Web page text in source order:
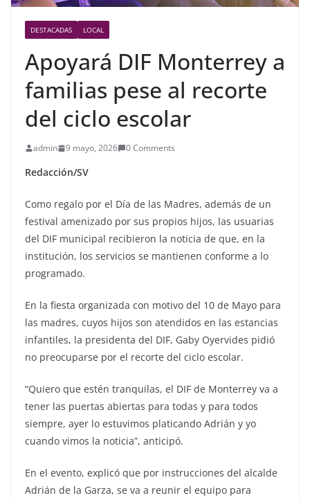
DESTACADAS LOCAL
Apoyará DIF Monterrey a
familias pese al recorte
del ciclo escolar
admin 9 mayo, 2026 0 Comments
Redacción/SV
Como regalo por el Día de las Madres, además de un
festival amenizado por sus propios hijos, las usuarias
del DIF municipal recibieron la noticia de que, en la
institución, los servicios se mantienen conforme a lo
programado.
En la fiesta organizada con motivo del 10 de Mayo para
las madres, cuyos hijos son atendidos en las estancias
infantiles, la presidenta del DIF, Gaby Oyervides pidió
no preocuparse por el recorte del ciclo escolar.
“Quiero que estén tranquilas, el DIF de Monterrey va a
tener las puertas abiertas para todas y para todos
siempre, ayer lo estuvimos platicando Adrián y yo
cuando vimos la noticia”, anticipó.
En el evento, explicó que por instrucciones del alcalde
Adrián de la Garza, se va a reunir el equipo para